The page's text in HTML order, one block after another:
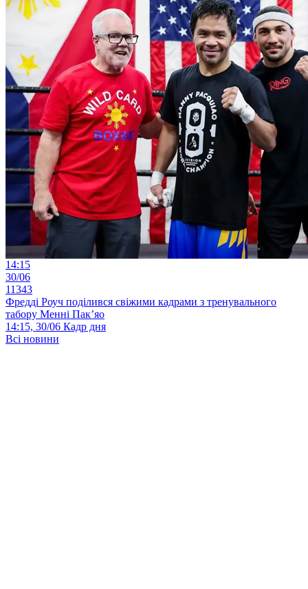
14:15
30/06
11343
Фредді Роуч поділився свіжими кадрами з тренувального
табору Менні Пак’яо
14:15, 30/06 Кадр дня
Всі новини